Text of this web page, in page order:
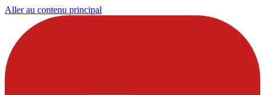
Aller au contenu principal